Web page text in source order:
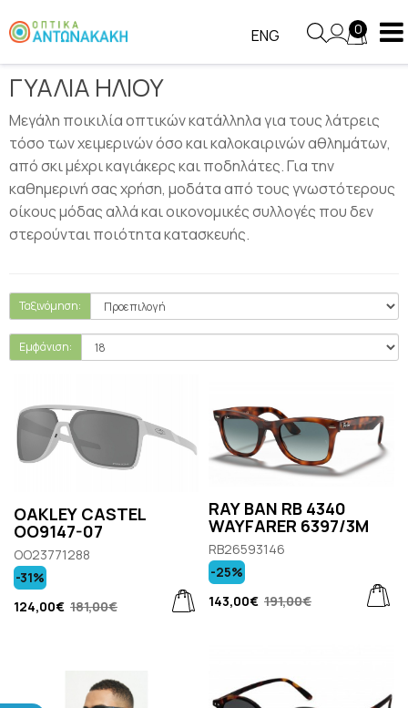
ENG 0
ΓΥΑΛΙΑ ΗΛΙΟΥ
ΓΥΑΛΙΑ ΗΛΙΟΥ
Μεγάλη ποικιλία οπτικών κατάλληλα για τους λάτρεις
τόσο των χειμερινών όσο και καλοκαιρινών αθλημάτων,
από σκι μέχρι καγιάκερς και ποδηλάτες. Για την
καθημερινή σας χρήση, μοδάτα από τους γνωστότερους
οίκους μόδας αλλά και οικονομικές συλλογές που δεν
στερούνται ποιότητα κατασκευής.
Ταξινόμηση:
Εμφάνιση:
OAKLEY CASTEL
OO9147-07
OO23771288
124,00€ 181,00€
-31%
RAY BAN RB 4340
WAYFARER 6397/3M
RB26593146
143,00€ 191,00€
-25%